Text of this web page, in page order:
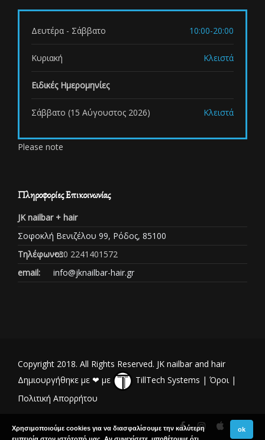
Δευτέρα - Σάββατο 10:00-20:00
Κυριακή Κλειστά
Ειδικές Ημερομηνίες
Σάββατο (15 Αύγουστος 2026) Κλειστά
Please note
Πληροφορίες Επικοινωνίας
JK nailbar + hair
Σοφοκλή Βενιζέλου 99, Ρόδος, 85100
Τηλέφωνο::+30 2241401572
email:
info@jknailbar-hair.gr
Copyright 2018. All Rights Reserved. JK nailbar and hair
Δημιουργήθηκε με ❤ με
TillTech Systems | Όροι|
Πολιτική Απορρήτου
Χρησιμοποιούμε cookies για να διασφαλίσουμε την καλύτερη
ok